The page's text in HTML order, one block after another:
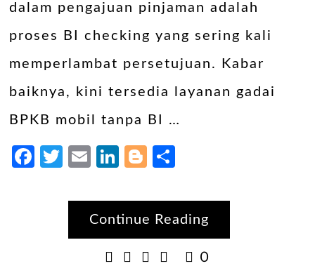
dalam pengajuan pinjaman adalah
proses BI checking yang sering kali
memperlambat persetujuan. Kabar
baiknya, kini tersedia layanan gadai
BPKB mobil tanpa BI …
Facebook
Twitter
EmailLinkedIn
Blogger
Continue Reading
0